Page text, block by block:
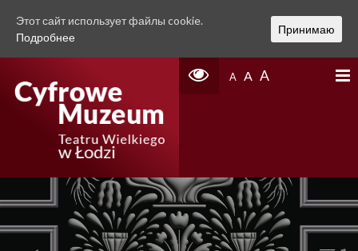
A A A
Этот сайт использует файлы cookie.
Подробнее
Принимаю